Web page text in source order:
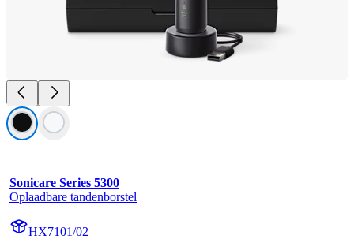
Sonicare Series 5300
Oplaadbare tandenborstel
HX7101/02